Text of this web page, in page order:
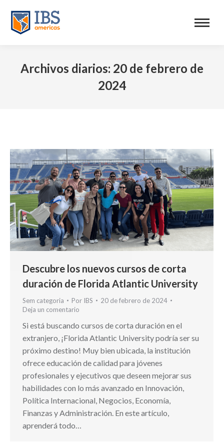
Archivos diarios: 20 de febrero de
2024
Descubre los nuevos cursos de corta
duración de Florida Atlantic University
Sem categoria Por IBS
20 de febrero de 2024
Deja un comentario
Si está buscando cursos de corta duración en el
extranjero, ¡Florida Atlantic University podría ser su
próximo destino! Muy bien ubicada, la institución
ofrece educación de calidad para jóvenes
profesionales y ejecutivos que deseen mejorar sus
habilidades con lo más avanzado en Innovación,
Política Internacional, Negocios, Economía,
Finanzas y Administración. En este artículo,
aprenderá todo…